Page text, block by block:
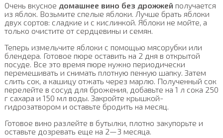
Очень вкусное домашнее вино без дрожжей получается
из яблок. Возьмите спелые яблоки. Лучше брать яблоки
двух сортов: сладкие и с кислинкой. Яблоки не мойте, а
только очистите от сердцевины и семян.
Теперь измельчите яблоки с помощью мясорубки или
блендера. Готовое пюре оставить на 2 дня в открытой
посуде. Все это время пюре нужно периодически
перемешивать и снимать плотную пенную шапку. Затем
слить сок, а кашицу отжать через марлю. Полученный сок
перелейте в сосуд для брожения, добавьте на 1 л сока 250
г сахара и 150 мл воды. Закройте крышкой-
гидрозатвором и оставьте бродить на месяц.
Готовое вино разлейте в бутылки, плотно закупорьте и
оставьте дозревать еще на 2—3 месяца.